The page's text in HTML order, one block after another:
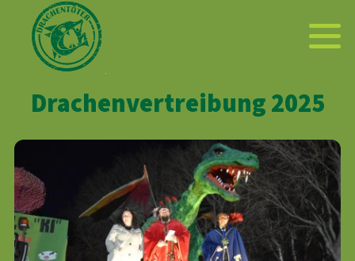
Drachenvertreibung 2025